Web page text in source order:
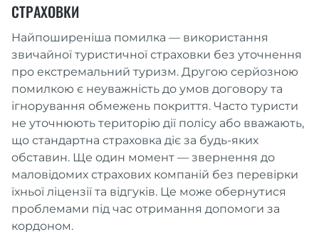
СТРАХОВКИ
Найпоширеніша помилка — використання
звичайної туристичної страховки без уточнення
про екстремальний туризм. Другою серйозною
помилкою є неуважність до умов договору та
ігнорування обмежень покриття. Часто туристи
не уточнюють територію дії полісу або вважають,
що стандартна страховка діє за будь-яких
обставин. Ще один момент — звернення до
маловідомих страхових компаній без перевірки
їхньої ліцензії та відгуків. Це може обернутися
проблемами під час отримання допомоги за
кордоном.